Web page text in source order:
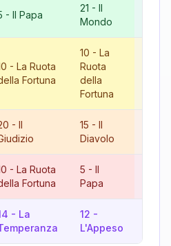
- Il Papa
21 - Il
Mondo
- La Ruota
Fortuna
10 - La
Ruota
della
Fortuna
- Il
15 - Il
Diavolo
- La Ruota
Fortuna
5 - Il
Papa
- La
12 -
L'Appeso